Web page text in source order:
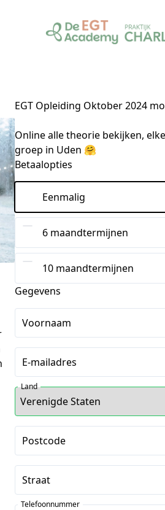
EGT Opleiding Oktober 2024
Online alle theorie bekijken,
groep in Uden 🤗
Betaalopties
Eenmalig
6 maandtermijnen
10 maandtermijnen
Gegevens
Voornaam
E-mailadres
Land
Postcode
Straat
Telefoonnummer